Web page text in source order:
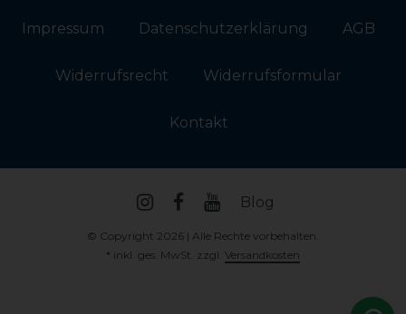
Impressum Daten­schutz­erklärung AGB
Widerrufs­recht Widerrufs­formular
Kontakt
Blog
© Copyright 2026 | Alle Rechte vorbehalten.
* inkl. ges. MwSt. zzgl. Versandkosten